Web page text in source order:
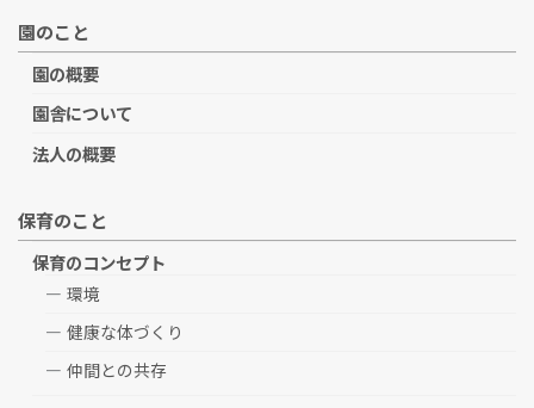
園のこと
園の概要
園舎について
法人の概要
保育のこと
保育のコンセプト
環境
健康な体づくり
仲間との共存